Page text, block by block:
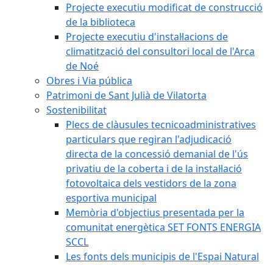
Projecte executiu modificat de construcció
de la biblioteca
Projecte executiu d'instal·lacions de
climatització del consultori local de l'Arca
de Noé
Obres i Via pública
Patrimoni de Sant Julià de Vilatorta
Sostenibilitat
Plecs de clàusules tecnicoadministratives
particulars que regiran l'adjudicació
directa de la concessió demanial de l'ús
privatiu de la coberta i de la instal·lació
fotovoltaica dels vestidors de la zona
esportiva municipal
Memòria d'objectius presentada per la
comunitat energètica SET FONTS ENERGIA
SCCL
Les fonts dels municipis de l'Espai Natural